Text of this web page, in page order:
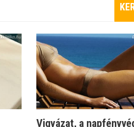
Vigyázat, a